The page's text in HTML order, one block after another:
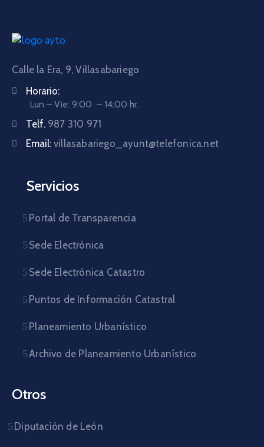
Calle la Era, 9, Villasabariego
Horario:
Lun – Vie: 9:00 – 14:00 hr.
Telf. 987 310 971
Email: villasabariego_ayunt@telefonica.net
Servicios
Portal de Transparencia
Sede Electrónica
Sede Electrónica Catastro
Puntos de Información Catastral
Planeamiento Urbanístico
Archivo de Planeamiento Urbanístico
Otros
Diputación de León